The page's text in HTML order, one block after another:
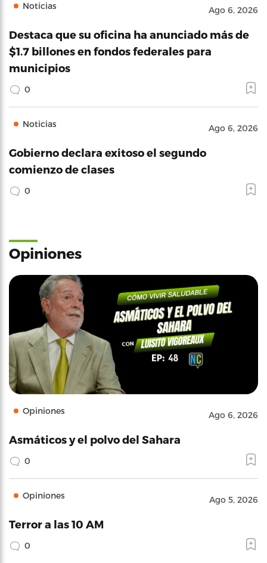
Noticias Ago 6, 2026
Destaca que su oficina ha anunciado más de
$1.7 billones en fondos federales para
municipios
0
Noticias Ago 6, 2026
Gobierno declara exitoso el segundo
comienzo de clases
0
Opiniones
Opiniones Ago 6, 2026
Asmáticos y el polvo del Sahara
0
Opiniones Ago 5, 2026
Terror a las 10 AM
0